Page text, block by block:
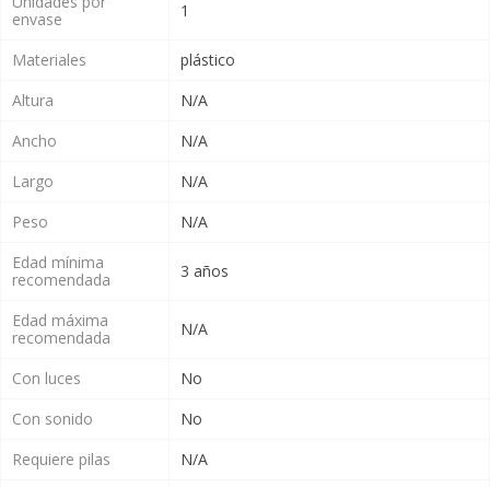
envase
1
Materiales
plástico
Altura
N/A
Ancho
N/A
Largo
N/A
Peso
N/A
Edad mínima
recomendada
3 años
Edad máxima
recomendada
N/A
Con luces
No
Con sonido
No
Requiere pilas
N/A